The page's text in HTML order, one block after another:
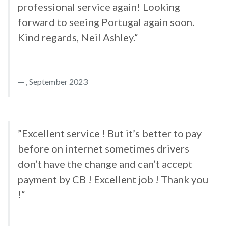
professional service again! Looking
forward to seeing Portugal again soon.
Kind regards, Neil Ashley.“
, September 2023
”Excellent service ! But it’s better to pay
before on internet sometimes drivers
don’t have the change and can’t accept
payment by CB ! Excellent job ! Thank you
!“